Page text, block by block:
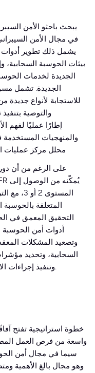
يبحث باحثو الأمن
في مجال الأمن
يشمل ذلك تطوير أدوات
بيئات الحوسبة السحابية،
الجديدة لخدمات
الجديدة. تشمل
للاستجابة لأنواع جديدة
والتوصية
والمنهجيات
محلل مركز عمليات الأمن
على الرغم من أن
المستوى
المتعلقة
التحقيق المعمق في
أدوات أمن الحوسبة
وتصعيد المشكلات
السحابية، وتحديد
وتنفيذ إجراءات الاستجابة الأولية، تجعلهم ذوي قيمة لا تُقدّر.
واسعة من فرص العمل
سيما في مجال أمن
وهو مجال بالغ الأهمية